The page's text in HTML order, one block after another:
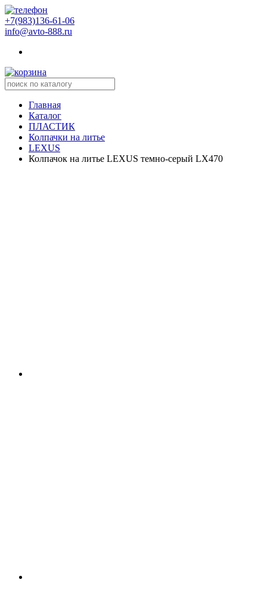
+7(983)136-61-06
info@avto-888.ru
Главная
Каталог
ПЛАСТИК
Колпачки на литье
LEXUS
Колпачок на литье LEXUS темно-серый LX470